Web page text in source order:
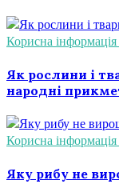
Корисна інформація
Як рослини і
народні
Корисна інформація
Яку рибу не